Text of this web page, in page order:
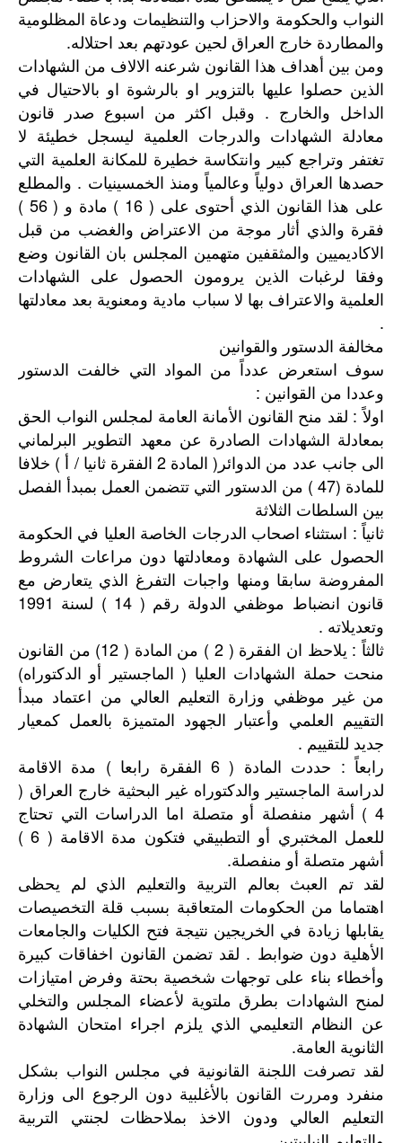
النواب والحكومة والاحزاب والتنظيمات ودعاة المظلومية
والمطاردة خارج العراق لحين عودتهم بعد احتلاله.
ومن بين أهداف هذا القانون شرعنه الالاف من الشهادات
الذين حصلوا عليها بالتزوير او بالرشوة او بالاحتيال في
الداخل والخارج . وقبل اكثر من اسبوع صدر قانون
معادلة الشهادات والدرجات العلمية ليسجل خطيئة لا
تغتفر وتراجع كبير وانتكاسة خطيرة للمكانة العلمية التي
حصدها العراق دولياً وعالمياً ومنذ الخمسينيات . والمطلع
على هذا القانون الذي أحتوى على ( 16 ) مادة و ( 56 )
فقرة والذي أثار موجة من الاعتراض والغضب من قبل
الاكاديميين والمثقفين متهمين المجلس بان القانون وضع
وفقا لرغبات الذين يرومون الحصول على الشهادات
العلمية والاعتراف بها لا سباب مادية ومعنوية بعد معادلتها
.
مخالفة الدستور والقوانين
سوف استعرض عدداً من المواد التي خالفت الدستور
وعددا من القوانين :
اولاً : لقد منح القانون الأمانة العامة لمجلس النواب الحق
بمعادلة الشهادات الصادرة عن معهد التطوير البرلماني
الى جانب عدد من الدوائر( المادة 2 الفقرة ثانيا / أ ) خلافا
للمادة (47 ) من الدستور التي تتضمن العمل بمبدأ الفصل
بين السلطات الثلاثة
ثانياً : استثناء اصحاب الدرجات الخاصة العليا في الحكومة
الحصول على الشهادة ومعادلتها دون مراعات الشروط
المفروضة سابقا ومنها واجبات التفرغ الذي يتعارض مع
قانون انضباط موظفي الدولة رقم ( 14 ) لسنة 1991
وتعديلاته .
ثالثاً : يلاحظ ان الفقرة ( 2 ) من المادة ( 12) من القانون
منحت حملة الشهادات العليا ( الماجستير أو الدكتوراه)
من غير موظفي وزارة التعليم العالي من اعتماد مبدأ
التقييم العلمي وأعتبار الجهود المتميزة بالعمل كمعيار
جديد للتقييم .
رابعاً : حددت المادة ( 6 الفقرة رابعا ) مدة الاقامة
لدراسة الماجستير والدكتوراه غير البحثية خارج العراق (
4 ) أشهر منفصلة أو متصلة اما الدراسات التي تحتاج
للعمل المختبري أو التطبيقي فتكون مدة الاقامة ( 6 )
أشهر متصلة أو منفصلة.
لقد تم العبث بعالم التربية والتعليم الذي لم يحظى
اهتماما من الحكومات المتعاقبة بسبب قلة التخصيصات
يقابلها زيادة في الخريجين نتيجة فتح الكليات والجامعات
الأهلية دون ضوابط . لقد تضمن القانون اخفاقات كبيرة
وأخطاء بناء على توجهات شخصية بحتة وفرض امتيازات
لمنح الشهادات بطرق ملتوية لأعضاء المجلس والتخلي
عن النظام التعليمي الذي يلزم اجراء امتحان الشهادة
الثانوية العامة.
لقد تصرفت اللجنة القانونية في مجلس النواب بشكل
منفرد ومررت القانون بالأغلبية دون الرجوع الى وزارة
التعليم العالي ودون الاخذ بملاحظات لجنتي التربية